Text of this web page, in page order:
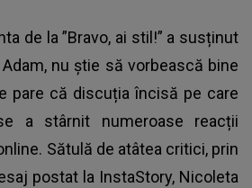
de la ”Bravo, ai stil!” a susținut
nu știe să vorbească bine
pare că discuția încisă pe care
a stârnit numeroase reacții
Sătulă de atâtea critici, prin
postat la InstaStory, Nicoleta